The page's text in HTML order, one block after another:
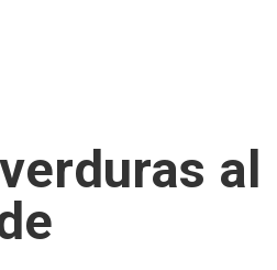
al